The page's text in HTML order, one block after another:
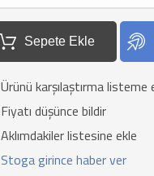
Sepete Ekle
Ürünü karşılaştırma listeme
Fiyatı düşünce bildir
Aklımdakiler listesine ekle
Stoga girince haber ver